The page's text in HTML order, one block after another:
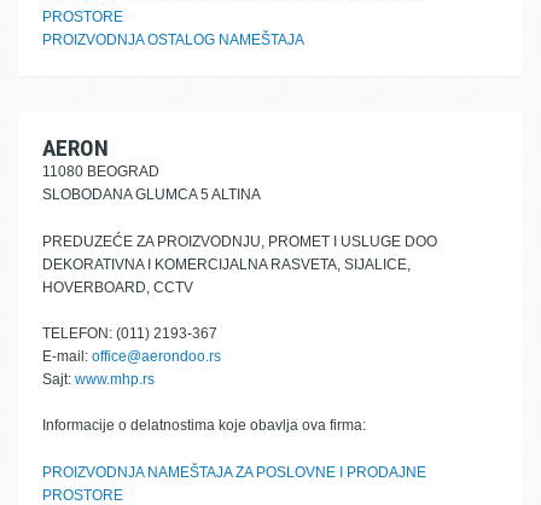
PROSTORE
PROIZVODNJA OSTALOG NAMEŠTAJA
AERON
11080 BEOGRAD
SLOBODANA GLUMCA 5 ALTINA
PREDUZEĆE ZA PROIZVODNJU, PROMET I USLUGE DOO
DEKORATIVNA I KOMERCIJALNA RASVETA, SIJALICE,
HOVERBOARD, CCTV
TELEFON: (011) 2193-367
E-mail: office@aerondoo.rs
Sajt: www.mhp.rs
Informacije o delatnostima koje obavlja ova firma:
PROIZVODNJA NAMEŠTAJA ZA POSLOVNE I PRODAJNE
PROSTORE